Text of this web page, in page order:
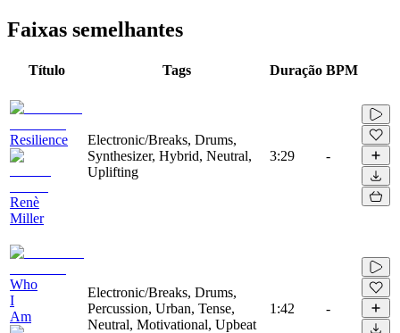
Faixas semelhantes
Título Tags Duração BPM
Resilience
Renè
Miller
Electronic/Breaks, Drums,
Synthesizer, Hybrid, Neutral,
Uplifting
3:29 -
Who
I
Am
Electronic/Breaks, Drums,
Percussion, Urban, Tense,
Neutral, Motivational, Upbeat
1:42 -